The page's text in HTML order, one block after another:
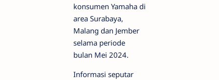
konsumen Yamaha di
area Surabaya,
Malang dan Jember
selama periode
bulan Mei 2024.
Informasi seputar